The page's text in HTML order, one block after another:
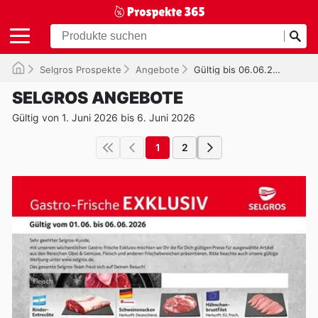
Selgros Prospekte Angebote Gültig bis 06.06.2026
SELGROS ANGEBOTE
Gültig von 1. Juni 2026 bis 6. Juni 2026
1 2